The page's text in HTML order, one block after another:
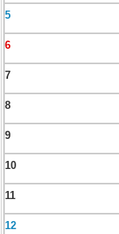
5
6
7
8
9
10
11
12